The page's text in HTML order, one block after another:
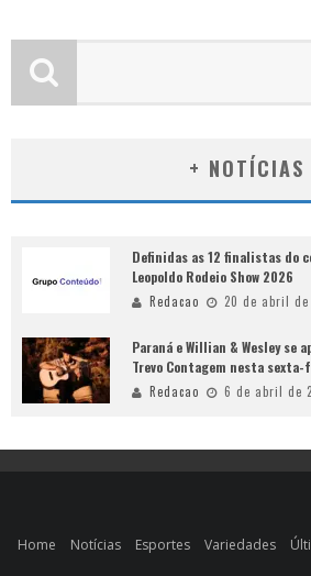
+ NOTÍCIAS
Definidas as 12 finalistas do
Leopoldo Rodeio Show 2026
Redacao 20 de abril de
Paraná e Willian & Wesley se
Trevo Contagem nesta
Redacao 6 de abril de
Home Notícias Esportes Variedades